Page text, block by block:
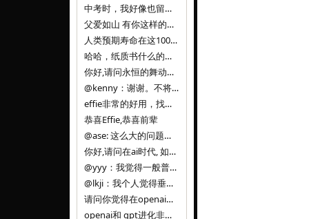
中考时，我好像也留言过的，可乐好像和我们考得差不多。 一晃三年，我们江苏24年，物化生612分，女孩。 其实高考只是长跑的
父爱如山 有你这样的父亲做后盾，可乐未来的路一定会走得踏实又精彩
人类预期寿命在这100年，每2-3年增长一岁，到你们这一代大概率能到100岁，46岁还是正当年,可能不是八九点中的太阳了，但还是1
哈哈，纸质书什么的目前没有打算和计划，微信读书我不太熟悉，研究看看。目前，我只发在自己博客和起点上。关于小说内容方面，谢谢你的建议
你好,请问永恒的舞动什么时候可以出版纸质书,或者登陆微信读书.另外小说内容能不能更大气一些,不要只是局限于与一对男女的爱情和ai安
@kenny：谢谢。不将GIF显示为动图，主要是考虑到Effie本身的“极简、无干扰”的设计哲学，动图无疑是“干扰”之一。
effie非常的好用，找了很多年，终于找到这款，已经推荐给身边不少朋友使用和付费。有个小建议，文档里面是否可以增加gif的动图显示
恭喜Effie,恭喜前辈
@ase: 这么大的问题，我觉得我并没有答案。又或者说，每个人（公司）有自己的答案。
你好,请问在ai时代, 如何做软件. 是像以前那样,先构建软件的功能界面和服务,比如Office,嘀嘀打车,airbnb那样的界面
@yyy：我觉得一般普通人（非技术类以及非AI专业领域的人）会接触到的大语言模型肯定是大厂的超级模型。开源模型以后会更多被用在垂直
@lkji：我个人觉得垂直模型会自成一条发展线路的。AI 落地实际应用，一定还是垂直领域会更多。只是，垂直领域每个领域都不大，所以
请问你觉得在openai大语言模型一日千里的情况下，人们还需要去了解学习理解使用开源模型吗，还是说只需要使用openai的大语言模
openai和 gpt进化非常快， 还有垂直模型的机会吗